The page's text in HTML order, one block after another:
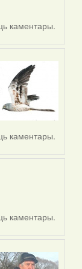
каментары.
каментары.
каментары.